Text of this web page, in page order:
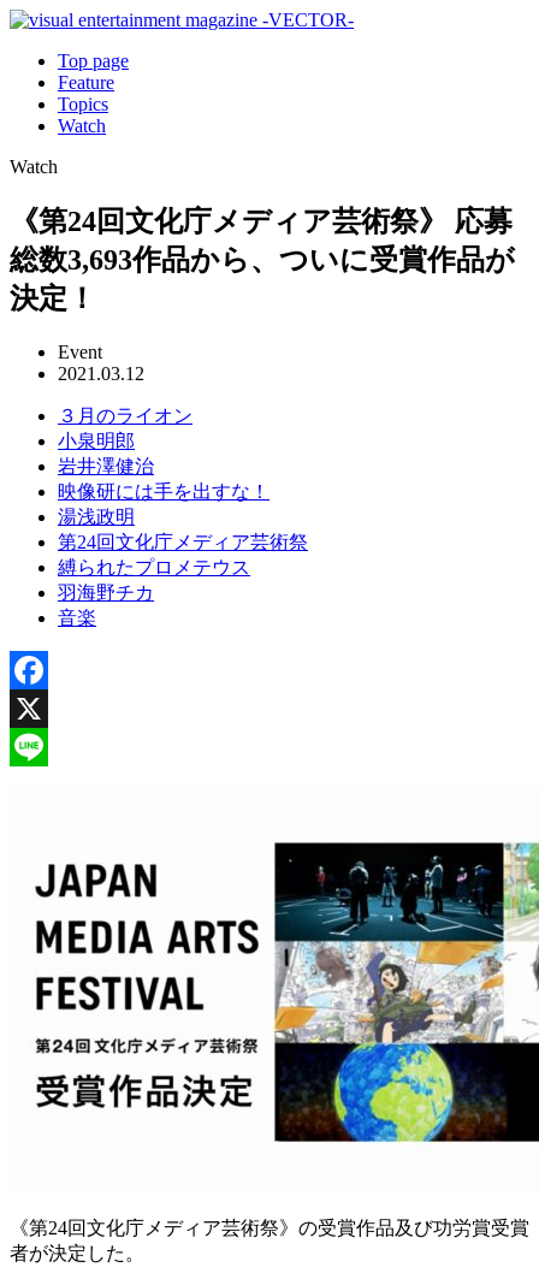
Top page
Feature
Topics
Watch
Watch
《第24回文化庁メディア芸術祭》 応募
総数3,693作品から、ついに受賞作品が
決定！
Event
2021.03.12
３月のライオン
小泉明郎
岩井澤健治
映像研には手を出すな！
湯浅政明
第24回文化庁メディア芸術祭
縛られたプロメテウス
羽海野チカ
⾳楽
Facebook
X
《第24回文化庁メディア芸術祭》の受賞作品及び功労賞受賞
者が決定した。